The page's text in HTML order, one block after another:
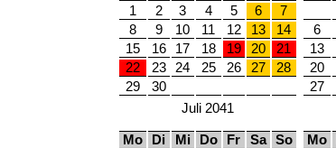
1
2 3 4 5 6
7
8
9 10 11 12 13
14
15
16 17 18 19 20
21
22
23 24 25 26 27
28
29
30
6
13
20
27
Juli 2041
Mo Di Mi Do Fr Sa
So
Mo